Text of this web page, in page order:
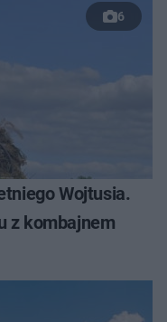
6
Wojtusia.
z kombajnem